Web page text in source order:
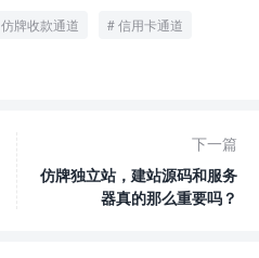
仿牌收款通道 信用卡通道
下一篇
仿牌独立站，建站源码和服务
器真的那么重要吗？